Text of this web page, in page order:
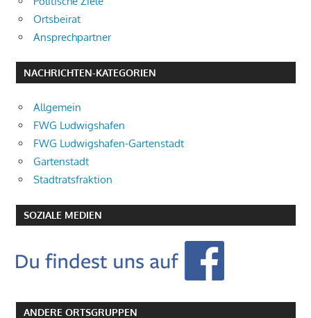
Ortsbeirat
Ansprechpartner
NACHRICHTEN-KATEGORIEN
Allgemein
FWG Ludwigshafen
FWG Ludwigshafen-Gartenstadt
Gartenstadt
Stadtratsfraktion
SOZIALE MEDIEN
ANDERE ORTSGRUPPEN